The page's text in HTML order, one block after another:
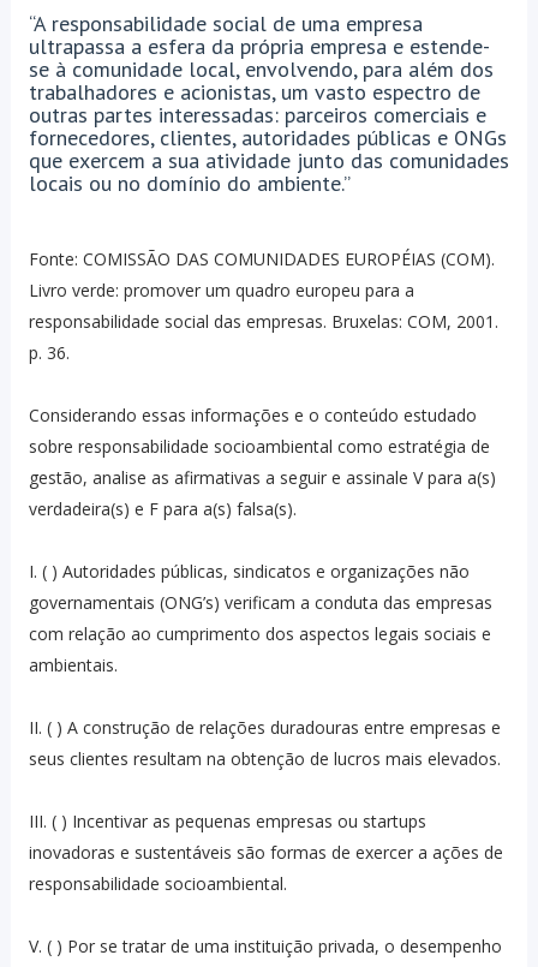
“A responsabilidade social de uma empresa
ultrapassa a esfera da própria empresa e estende-
se à comunidade local, envolvendo, para além dos
trabalhadores e acionistas, um vasto espectro de
outras partes interessadas: parceiros comerciais e
fornecedores, clientes, autoridades públicas e ONGs
que exercem a sua atividade junto das comunidades
locais ou no domínio do ambiente.”
Fonte: COMISSÃO DAS COMUNIDADES EUROPÉIAS (COM).
Livro verde: promover um quadro europeu para a
responsabilidade social das empresas. Bruxelas: COM, 2001.
p. 36.
Considerando essas informações e o conteúdo estudado
sobre responsabilidade socioambiental como estratégia de
gestão, analise as afirmativas a seguir e assinale V para a(s)
verdadeira(s) e F para a(s) falsa(s).
I. ( ) Autoridades públicas, sindicatos e organizações não
governamentais (ONG’s) verificam a conduta das empresas
com relação ao cumprimento dos aspectos legais sociais e
ambientais.
II. ( ) A construção de relações duradouras entre empresas e
seus clientes resultam na obtenção de lucros mais elevados.
III. ( ) Incentivar as pequenas empresas ou startups
inovadoras e sustentáveis são formas de exercer a ações de
responsabilidade socioambiental.
V. ( ) Por se tratar de uma instituição privada, o desempenho